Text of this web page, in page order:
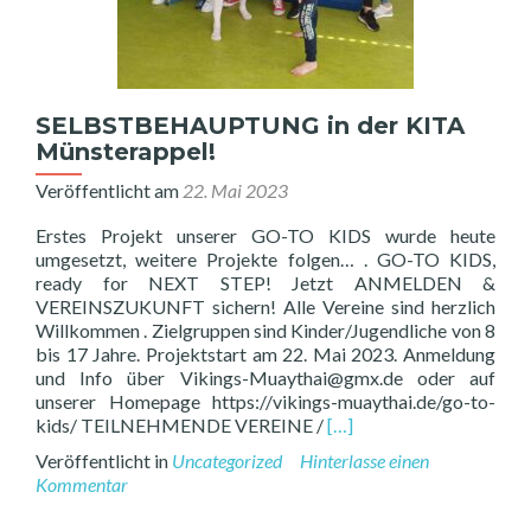
SELBSTBEHAUPTUNG in der KITA
Münsterappel!
Veröffentlicht am 22. Mai 2023
Erstes Projekt unserer GO-TO KIDS wurde heute
umgesetzt, weitere Projekte folgen… . GO-TO KIDS,
ready for NEXT STEP! Jetzt ANMELDEN &
VEREINSZUKUNFT sichern! Alle Vereine sind herzlich
Willkommen . Zielgruppen sind Kinder/Jugendliche von 8
bis 17 Jahre. Projektstart am 22. Mai 2023. Anmeldung
und Info über Vikings-Muaythai@gmx.de oder auf
unserer Homepage https://vikings-muaythai.de/go-to-
kids/ TEILNEHMENDE VEREINE /Read
about
[…]
Veröffentlicht in Uncategorized
Hinterlasse einen
Kommentar